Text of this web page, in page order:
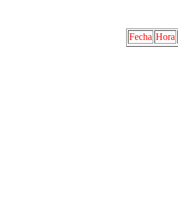
Fecha Hora